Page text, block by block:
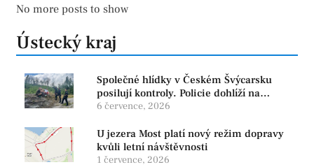
No more posts to show
Ústecký kraj
Společné hlídky v Českém Švýcarsku
posilují kontroly. Policie dohlíží na
bezpečnost i ochranu přírody
6 července, 2026
U jezera Most platí nový režim dopravy
kvůli letní návštěvnosti
1 července, 2026